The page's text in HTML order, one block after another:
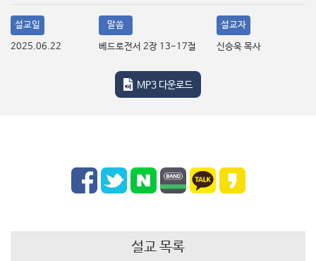
설교일
2025.06.22
말씀
베드로전서 2장 13-17절
설교자
신승욱 목사
MP3 다운로드
설교 목록